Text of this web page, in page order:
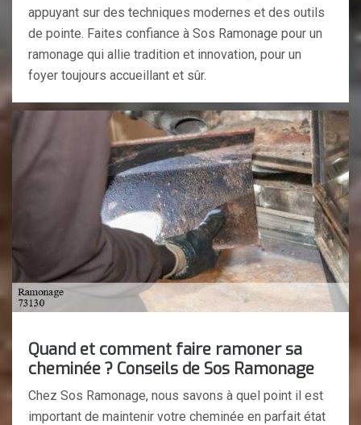
appuyant sur des techniques modernes et des outils
de pointe. Faites confiance à Sos Ramonage pour un
ramonage qui allie tradition et innovation, pour un
foyer toujours accueillant et sûr.
Quand et comment faire ramoner sa
cheminée ? Conseils de Sos Ramonage
Chez Sos Ramonage, nous savons à quel point il est
important de maintenir votre cheminée en parfait état